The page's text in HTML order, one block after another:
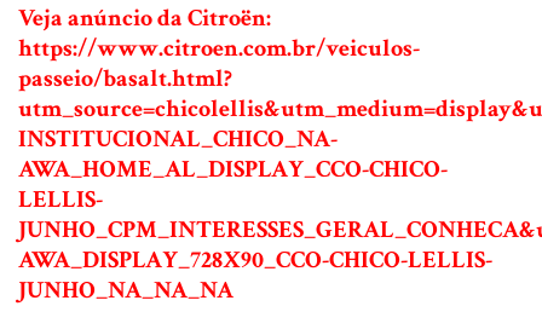
Veja anúncio da Citroën:
https://www.citroen.com.br/veiculos-
passeio/basalt.html?
INSTITUCIONAL_CHICO_NA-
AWA_HOME_AL_DISPLAY_CCO-CHICO-
LELLIS-
AWA_DISPLAY_728X90_CCO-CHICO-LELLIS-
JUNHO_NA_NA_NA